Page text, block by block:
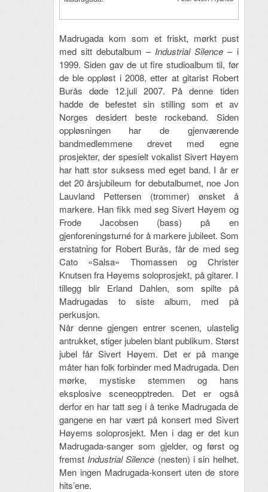
Madrugada kom som et friskt, mørkt pust
med sitt debutalbum –Industrial Silence – i
1999. Siden gav de ut fire studioalbum til, før
de ble oppløst i 2008, etter at gitarist Robert
Burås døde 12.juli 2007. På denne tiden
hadde de befestet sin stilling som et av
Norges desidert beste rockeband. Siden
oppløsningen har de gjenværende
bandmedlemmene drevet med egne
prosjekter, der spesielt vokalist Sivert Høyem
har hatt stor suksess med eget band. I år er
det 20 årsjubileum for debutalbumet, noe Jon
Lauvland Pettersen (trommer) ønsket å
markere. Han fikk med seg Sivert Høyem og
Frode Jacobsen (bass) på en
gjenforeningsturné for å markere jubileet. Som
erstatning for Robert Burås, får de med seg
Cato «Salsa» Thomassen og Christer
Knutsen fra Høyems soloprosjekt, på gitarer. I
tillegg blir Erland Dahlen, som spilte på
Madrugadas to siste album, med på
perkusjon.
Når denne gjengen entrer scenen, ulastelig
antrukket, stiger jubelen blant publikum. Størst
jubel får Sivert Høyem. Det er på mange
måter han folk forbinder med Madrugada. Den
mørke, mystiske stemmen og hans
eksplosive sceneopptreden. Det er også
derfor en har tatt seg i å tenke Madrugada de
gangene en har vært på konsert med Sivert
Høyems soloprosjekt. Men i dag er det kun
Madrugada-sanger som gjelder, og først og
fremstIndustrial Silence (nesten) i sin helhet.
Men ingen Madrugada-konsert uten de store
hits’ene.